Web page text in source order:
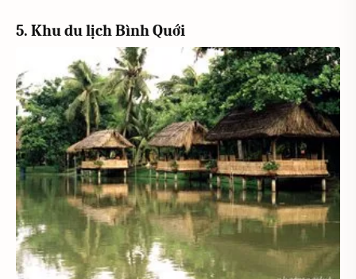
5. Khu du lịch Bình Quới